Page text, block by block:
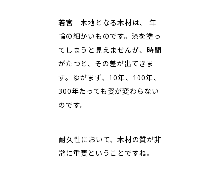
若宮
木地となる木材は、 年
輪の細かいものです。漆を塗っ
てしまうと見えませんが、時間
がたつと、その差が出てきま
す。ゆがまず、10年、100年、
300年たっても姿が変わらない
のです。
――耐久性において、木材の質が非
常に重要ということですね。